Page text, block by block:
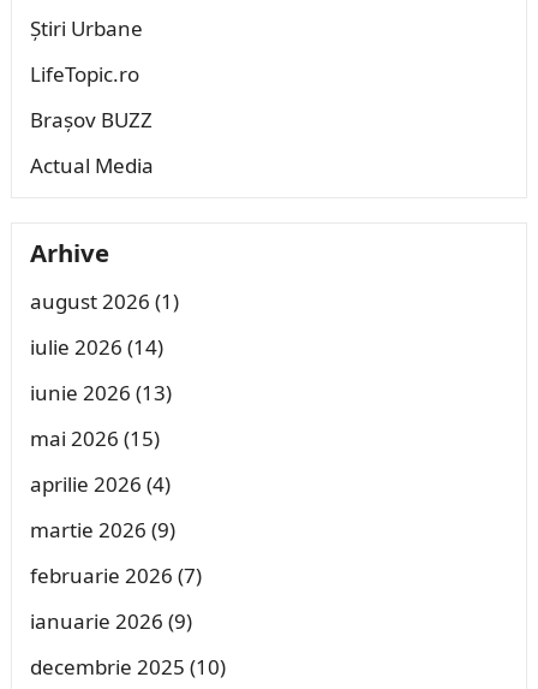
Știri Urbane
LifeTopic.ro
Brașov BUZZ
Actual Media
Arhive
august 2026 (1)
iulie 2026 (14)
iunie 2026 (13)
mai 2026 (15)
aprilie 2026 (4)
martie 2026 (9)
februarie 2026 (7)
ianuarie 2026 (9)
decembrie 2025 (10)